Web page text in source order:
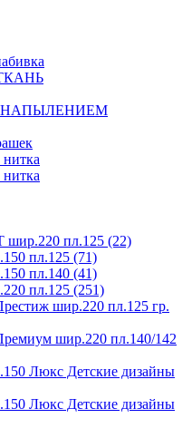
НАПЫЛЕНИЕМ
пл.125 (22)
пл.125 (71)
пл.140 (41)
пл.125 (251)
шир.220 пл.125 гр.
шир.220 пл.140/142
Люкс Детские дизайны
Люкс Детские дизайны